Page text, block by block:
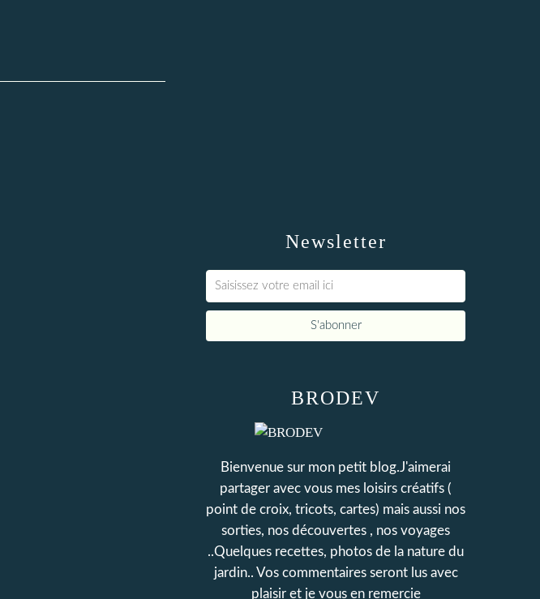
Newsletter
BRODEV
Bienvenue sur mon petit blog.J'aimerai
partager avec vous mes loisirs créatifs (
point de croix, tricots, cartes) mais aussi nos
sorties, nos découvertes , nos voyages
..Quelques recettes, photos de la nature du
jardin.. Vos commentaires seront lus avec
plaisir et je vous en remercie